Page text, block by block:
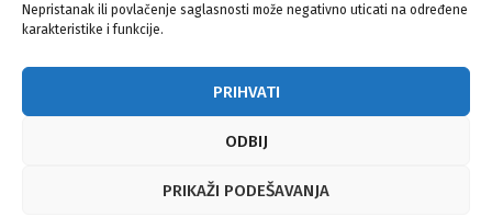
Nepristanak ili povlačenje saglasnosti može negativno uticati na određene
karakteristike i funkcije.
PRIHVATI
ODBIJ
PRIKAŽI PODEŠAVANJA
Održan radni sastanak s predstavnicima Bošnjaka
Istre
© Vijeće bošnjačke nacionalne manjine Grada Zagreba 2026